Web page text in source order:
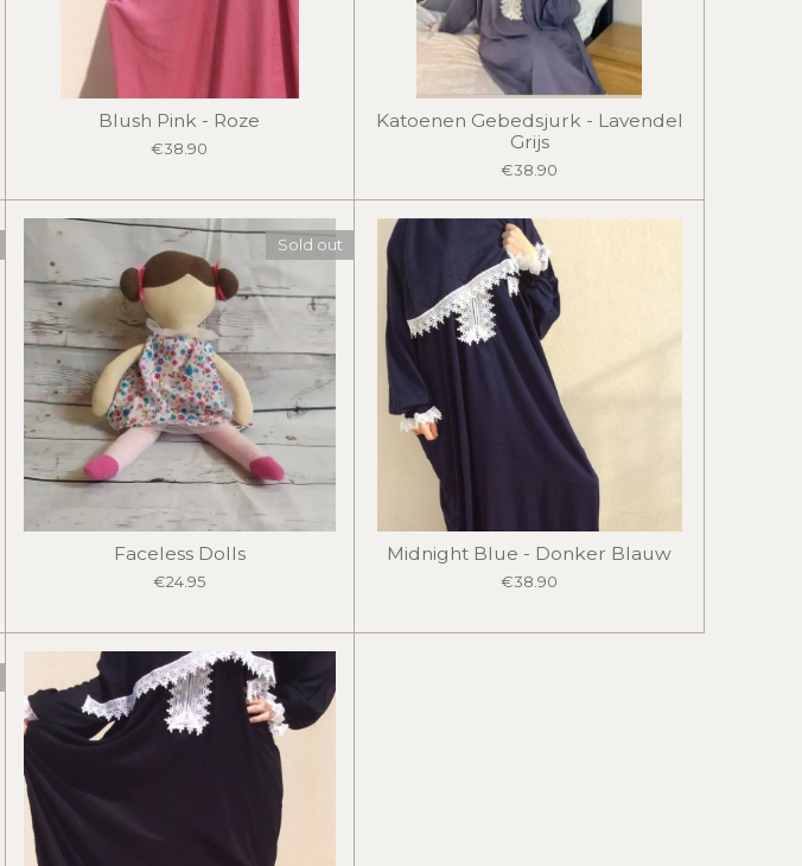
Blush Pink - Roze
€38.90
Katoenen Gebedsjurk - Lavendel
Grijs
€38.90
Sold out
Faceless Dolls
€24.95
Midnight Blue - Donker Blauw
€38.90